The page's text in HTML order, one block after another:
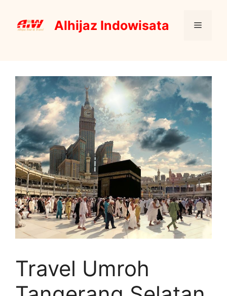
content
Alhijaz Indowisata Menu
Travel Umroh